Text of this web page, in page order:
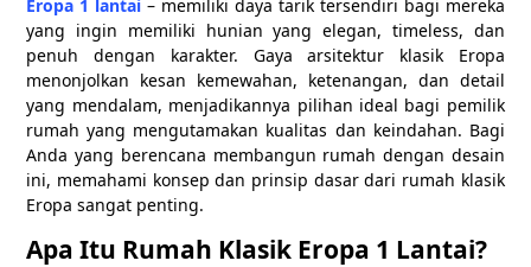
Eropa 1 lantai – memiliki daya tarik tersendiri bagi mereka
yang ingin memiliki hunian yang elegan, timeless, dan
penuh dengan karakter. Gaya arsitektur klasik Eropa
menonjolkan kesan kemewahan, ketenangan, dan detail
yang mendalam, menjadikannya pilihan ideal bagi pemilik
rumah yang mengutamakan kualitas dan keindahan. Bagi
Anda yang berencana membangun rumah dengan desain
ini, memahami konsep dan prinsip dasar dari rumah klasik
Eropa sangat penting.
Apa Itu Rumah Klasik Eropa 1 Lantai?